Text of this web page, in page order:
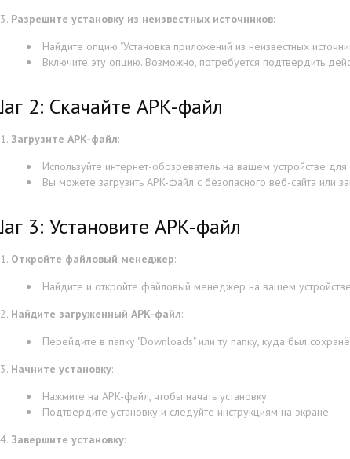
Разрешите установку из неизвестных источников:
Найдите опцию "Установка приложений из неизвестных
Включите эту опцию. Возможно, потребуется подтвердить
2: Скачайте APK-файл
Загрузите APK-файл:
Используйте интернет-обозреватель на вашем устройстве
Вы можете загрузить APK-файл с безопасного веб-сайта или
3: Установите APK-файл
Откройте файловый менеджер:
Найдите и откройте файловый менеджер на вашем
Найдите загруженный APK-файл:
Перейдите в папку "Downloads" или ту папку, куда был
Начните установку:
Нажмите на APK-файл, чтобы начать установку.
Подтвердите установку и следуйте инструкциям на экране.
Завершите установку: